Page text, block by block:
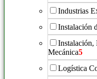
Industrias
Instalación
Instalación,
Mecánica5
Logística